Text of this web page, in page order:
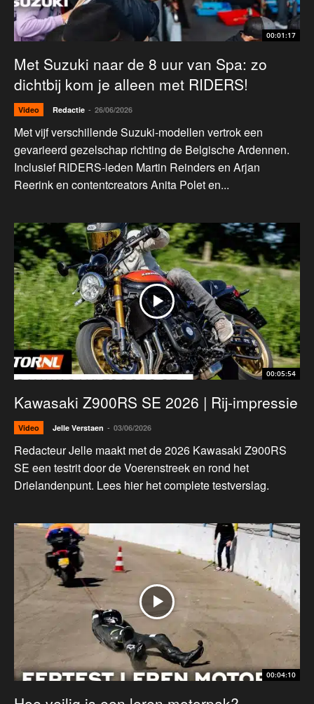
00:01:17
Met Suzuki naar de 8 uur van Spa: zo
dichtbij kom je alleen met RIDERS!
Video Redactie - 26/06/2026
Met vijf verschillende Suzuki-modellen vertrok een
gevarieerd gezelschap richting de Belgische Ardennen.
Inclusief RIDERS-leden Martin Reinders en Arjan
Reerink en contentcreators Anita Polet en...
00:05:54
Kawasaki Z900RS SE 2026 | Rij-impressie
Video Jelle Verstaen - 03/06/2026
Redacteur Jelle maakt met de 2026 Kawasaki Z900RS
SE een testrit door de Voerenstreek en rond het
Drielandenpunt. Lees hier het complete testverslag.
00:04:10